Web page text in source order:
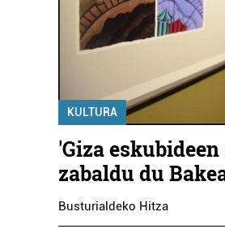
KULTURA
'Giza
zabaldu du
Busturialdeko Hitza